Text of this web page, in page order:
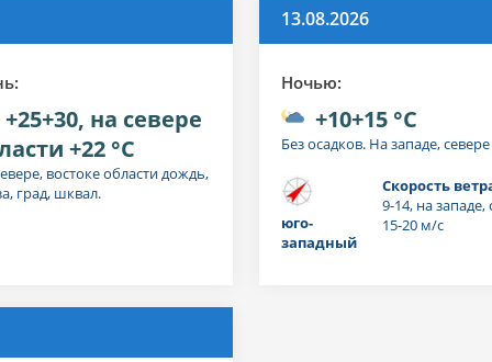
+25+30, на севере
+22 °C
востоке области дождь,
град, шквал.
13.08.2026
Ночью:
+10+15 °C
Без осадков. На западе,
юго-
западный
Скорость
9-14, на
15-20 м/с